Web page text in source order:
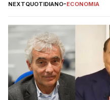
NEXTQUOTIDIANO-ECONOMIA